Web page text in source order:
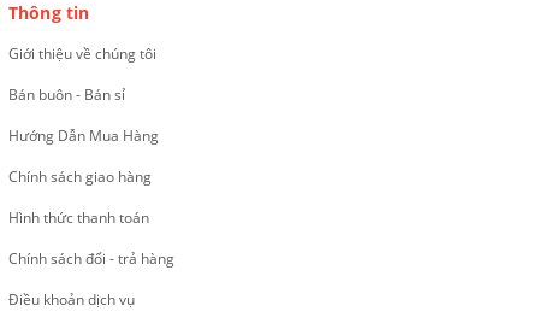
Thông tin
Giới thiệu về chúng tôi
Bán buôn - Bán sỉ
Hướng Dẫn Mua Hàng
Chính sách giao hàng
Hình thức thanh toán
Chính sách đổi - trả hàng
Điều khoản dịch vụ